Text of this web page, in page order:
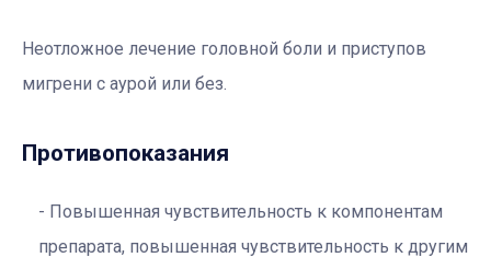
Неотложное лечение головной боли и приступов
мигрени с аурой или без.
Противопоказания
Повышенная чувствительность к компонентам
препарата, повышенная чувствительность к другим